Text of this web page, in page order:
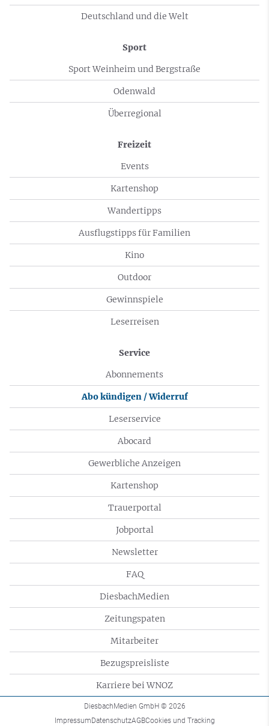
Deutschland und die Welt
Sport
Sport Weinheim und Bergstraße
Odenwald
Überregional
Freizeit
Events
Kartenshop
Wandertipps
Ausflugstipps für Familien
Kino
Outdoor
Gewinnspiele
Leserreisen
Service
Abonnements
Abo kündigen / Widerruf
Leserservice
Abocard
Gewerbliche Anzeigen
Kartenshop
Trauerportal
Jobportal
Newsletter
FAQ
DiesbachMedien
Zeitungspaten
Mitarbeiter
Bezugspreisliste
Karriere bei WNOZ
DiesbachMedien GmbH © 2026
ImpressumDatenschutzAGBCookies und Tracking